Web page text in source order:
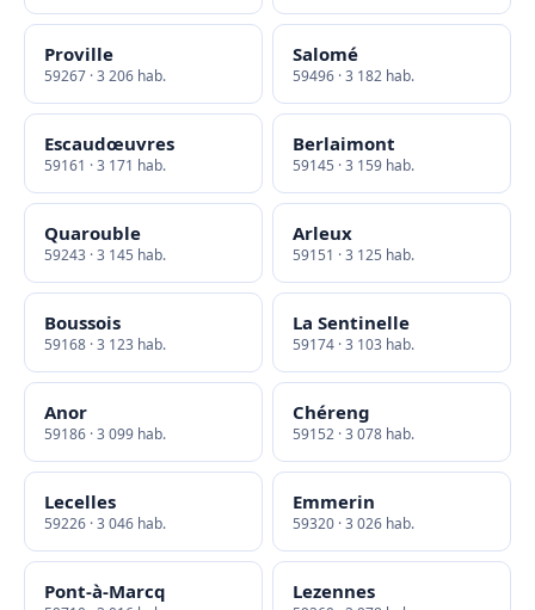
Proville
59267 · 3 206 hab.
Salomé
59496 · 3 182 hab.
Escaudœuvres
59161 · 3 171 hab.
Berlaimont
59145 · 3 159 hab.
Quarouble
59243 · 3 145 hab.
Arleux
59151 · 3 125 hab.
Boussois
59168 · 3 123 hab.
La Sentinelle
59174 · 3 103 hab.
Anor
59186 · 3 099 hab.
Chéreng
59152 · 3 078 hab.
Lecelles
59226 · 3 046 hab.
Emmerin
59320 · 3 026 hab.
Pont-à-Marcq Lezennes